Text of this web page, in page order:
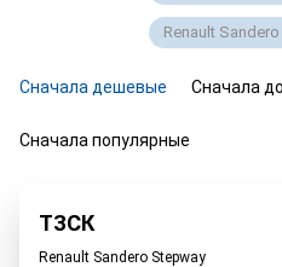
Renault
Сначала дешевые Сначала
Сначала популярные
ТЗСК
Renault Sandero Stepway